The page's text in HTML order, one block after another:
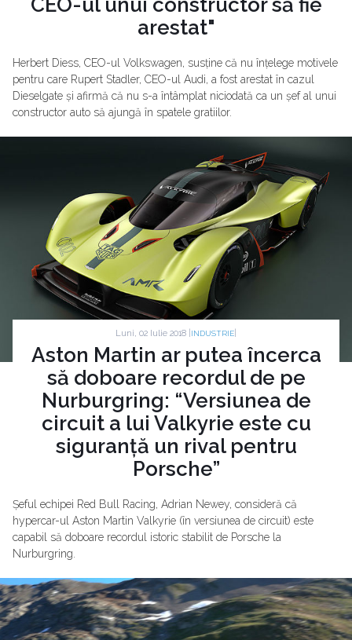
CEO-ul unui constructor să fie
arestat"
Herbert Diess, CEO-ul Volkswagen, susține că nu înțelege motivele
pentru care Rupert Stadler, CEO-ul Audi, a fost arestat în cazul
Dieselgate și afirmă că nu s-a întâmplat niciodată ca un șef al unui
constructor auto să ajungă în spatele gratiilor.
Luni, 02 Iulie 2018 | INDUSTRIE
Aston Martin ar putea încerca
să doboare recordul de pe
Nurburgring: “Versiunea de
circuit a lui Valkyrie este cu
siguranță un rival pentru
Porsche”
Șeful echipei Red Bull Racing, Adrian Newey, consideră că
hypercar-ul Aston Martin Valkyrie (în versiunea de circuit) este
capabil să doboare recordul istoric stabilit de Porsche la
Nurburgring.